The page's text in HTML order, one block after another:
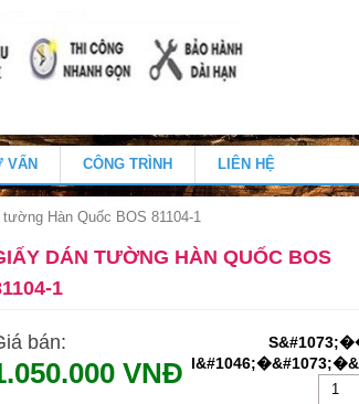
VẤN CÔNG TRÌNH LIÊN HỆ
Hàn Quốc BOS 81104-1
DÁN TƯỜNG HÀN QUỐC BOS
1
bán:
VNĐ